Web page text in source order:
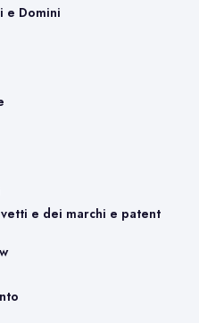
e Domini
e dei marchi e patent